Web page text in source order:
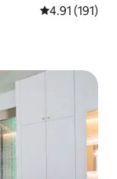
レビュー191
4.91 (191)